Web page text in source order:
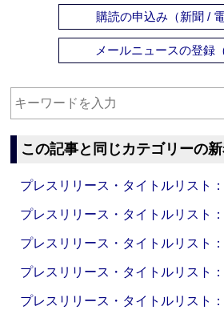
購読の申込み（新聞 / 電
メールニュースの登録
この記事と同じカテゴリーの
プレスリリース・タイトルリスト
プレスリリース・タイトルリスト
プレスリリース・タイトルリスト
プレスリリース・タイトルリスト
プレスリリース・タイトルリスト